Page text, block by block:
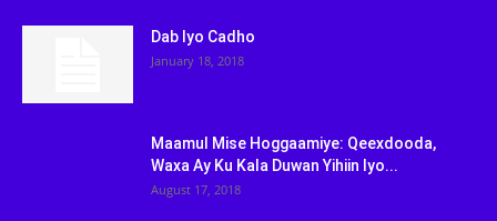
Dab Iyo Cadho
January 18, 2018
Maamul Mise Hoggaamiye: Qeexdooda,
Waxa Ay Ku Kala Duwan Yihiin Iyo...
August 17, 2018